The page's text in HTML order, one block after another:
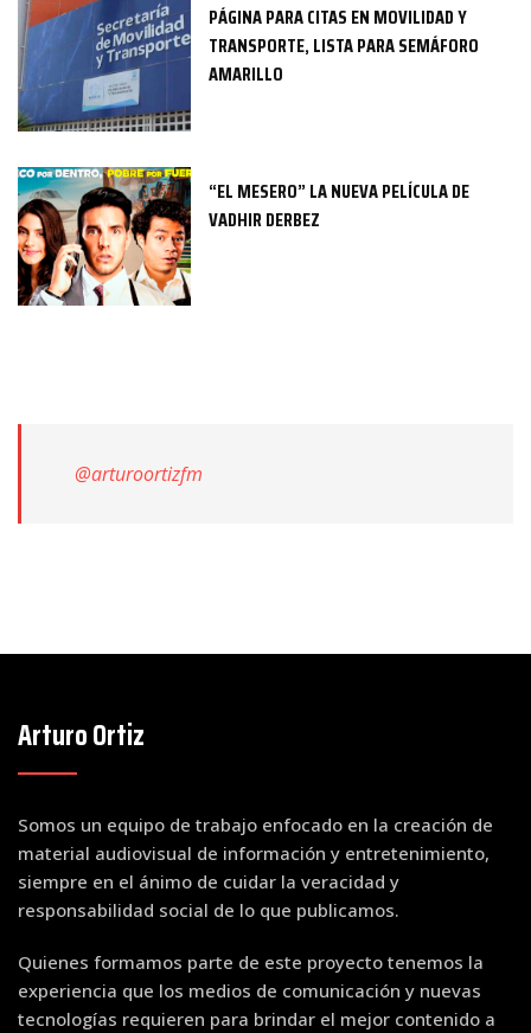
PÁGINA PARA CITAS EN MOVILIDAD Y
TRANSPORTE, LISTA PARA SEMÁFORO
AMARILLO
“EL MESERO” LA NUEVA PELÍCULA DE
VADHIR DERBEZ
@arturoortizfm
Arturo Ortiz
Somos un equipo de trabajo enfocado en la creación de
material audiovisual de información y entretenimiento,
siempre en el ánimo de cuidar la veracidad y
responsabilidad social de lo que publicamos.
Quienes formamos parte de este proyecto tenemos la
experiencia que los medios de comunicación y nuevas
tecnologías requieren para brindar el mejor contenido a